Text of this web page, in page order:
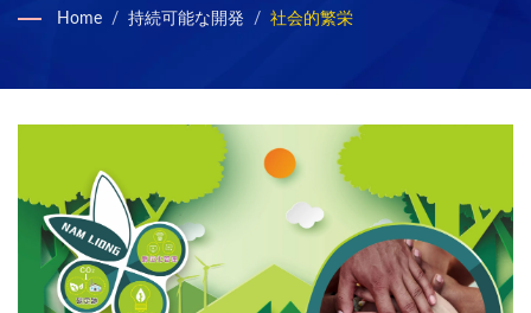
合材料の製造業者 | Nam
Liong
ィ
Home / 持続可能な開発 / 社会的繁栄